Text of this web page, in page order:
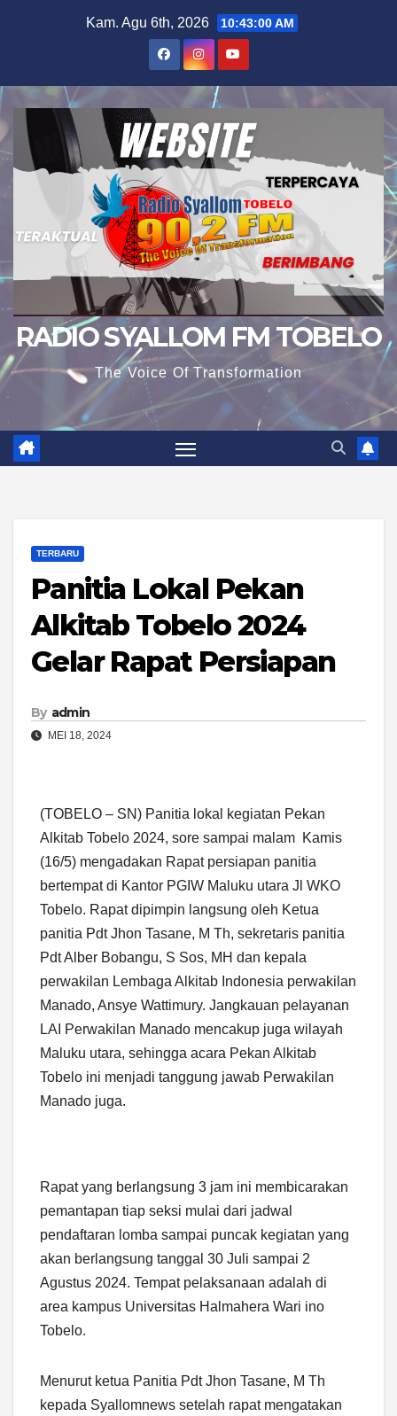
Kam. Agu 6th, 2026 10:43:01 AM
RADIO SYALLOM FM TOBELO
The Voice Of Transformation
TERBARU
Panitia Lokal Pekan
Alkitab Tobelo 2024
Gelar Rapat Persiapan
By admin
MEI 18, 2024
(TOBELO – SN) Panitia lokal kegiatan Pekan
Alkitab Tobelo 2024, sore sampai malam Kamis
(16/5) mengadakan Rapat persiapan panitia
bertempat di Kantor PGIW Maluku utara Jl WKO
Tobelo. Rapat dipimpin langsung oleh Ketua
panitia Pdt Jhon Tasane, M Th, sekretaris panitia
Pdt Alber Bobangu, S Sos, MH dan kepala
perwakilan Lembaga Alkitab Indonesia perwakilan
Manado, Ansye Wattimury. Jangkauan pelayanan
LAI Perwakilan Manado mencakup juga wilayah
Maluku utara, sehingga acara Pekan Alkitab
Tobelo ini menjadi tanggung jawab Perwakilan
Manado juga.
Rapat yang berlangsung 3 jam ini membicarakan
pemantapan tiap seksi mulai dari jadwal
pendaftaran lomba sampai puncak kegiatan yang
akan berlangsung tanggal 30 Juli sampai 2
Agustus 2024. Tempat pelaksanaan adalah di
area kampus Universitas Halmahera Wari ino
Tobelo.
Menurut ketua Panitia Pdt Jhon Tasane, M Th
kepada Syallomnews setelah rapat mengatakan